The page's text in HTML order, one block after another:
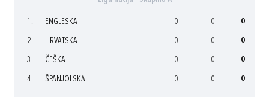
1. ENGLESKA 0 0 0
2. HRVATSKA 0 0 0
3. ČEŠKA 0 0 0
4. ŠPANJOLSKA 0 0 0